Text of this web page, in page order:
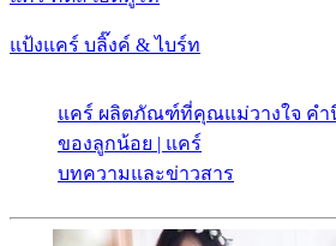
แป้งแคร์ บลิ๊งค์ & ไบร์ท
แคร์ ผลิตภัณฑ์ที่คุณแม่วางใจ คำ
ของลูกน้อย | แคร์
บทความและข่าวสาร